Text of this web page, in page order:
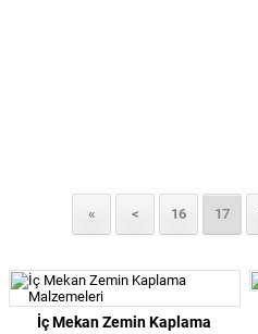
« < 16 17
İç Mekan Zemin Kaplama